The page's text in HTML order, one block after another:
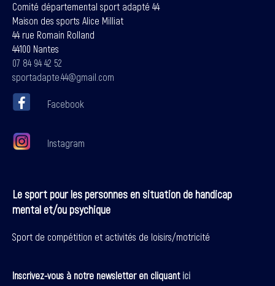
Comité départemental sport adapté 44
Maison des sports Alice Milliat
44 rue Romain Rolland
44100 Nantes
07 84 94 42 52
sportadapte.44@gmail.com
Facebook
Instagram
Le sport pour les personnes en situation de handicap
mental et/ou psychique
Sport de compétition et activités de loisirs/motricité
Inscrivez-vous à notre newsletter en cliquant ici